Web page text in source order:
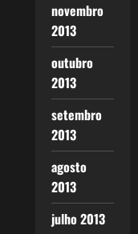
novembro
2013
outubro
2013
setembro
2013
agosto
2013
julho 2013